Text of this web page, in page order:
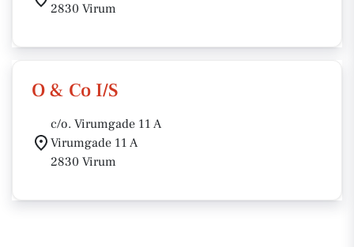
2830 Virum
O & Co I/S
c/o. Virumgade 11 A
Virumgade 11 A
2830 Virum